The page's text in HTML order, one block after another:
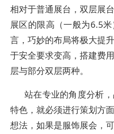
相对于普通展台，双层展
展区的限高（一般为6.5
言，巧妙的布局将极大提
于安全要求变高，搭建费
层与部分双层两种。
站在专业的角度分析
特色，就必须进行策划方
想法，如果是服饰展会，